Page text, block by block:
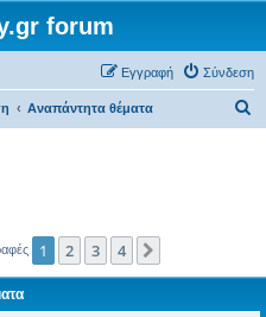
forum
Σύνδεση
Εγγραφή
Αναπάντητα θέματα
η
1 2 3 4